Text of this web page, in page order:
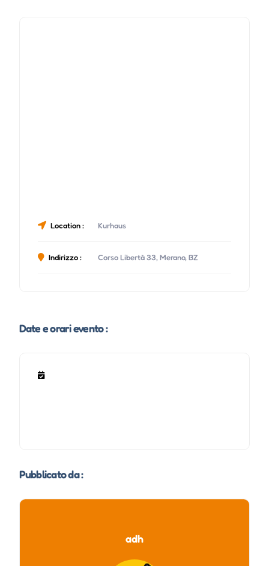
Location : Kurhaus
Indirizzo : Corso Libertà 33, Merano, BZ
Date e orari evento :
Pubblicato da :
adh